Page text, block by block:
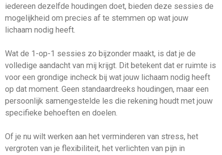
iedereen dezelfde houdingen doet, bieden deze sessies de
mogelijkheid om precies af te stemmen op wat jouw
lichaam nodig heeft.
Wat de 1-op-1 sessies zo bijzonder maakt, is dat je de
volledige aandacht van mij krijgt. Dit betekent dat er ruimte is
voor een grondige incheck bij wat jouw lichaam nodig heeft
op dat moment. Geen standaardreeks houdingen, maar een
persoonlijk samengestelde les die rekening houdt met jouw
specifieke behoeften en doelen.
Of je nu wilt werken aan het verminderen van stress, het
vergroten van je flexibiliteit, het verlichten van pijn in